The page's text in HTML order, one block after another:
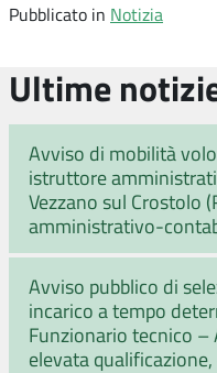
Pubblicato in Notizia
Ultime
Avviso di mobilità
istruttore
Vezzano sul Crostolo
amministrativo-
Avviso pubblico di
incarico a tempo
Funzionario tecnico –
elevata